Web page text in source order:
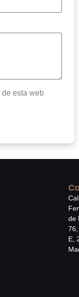
de esta web
de
E,